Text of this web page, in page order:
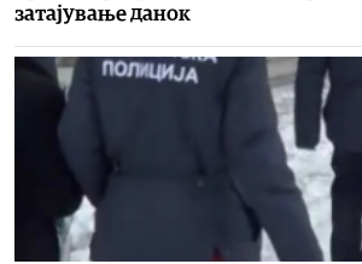
затајување данок